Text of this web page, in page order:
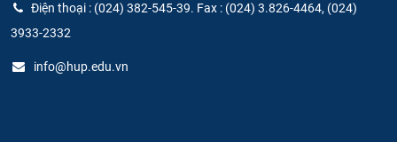
Điện thoại : (024) 382-545-39. Fax : (024) 3.826-4464, (024)
3933-2332
info@hup.edu.vn